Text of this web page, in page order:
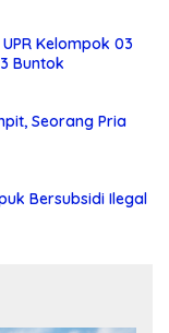
Kelompok 03
Buntok
Seorang Pria
Bersubsidi Ilegal